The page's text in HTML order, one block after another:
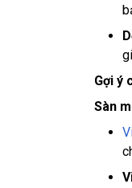
Gợi ý
Sàn